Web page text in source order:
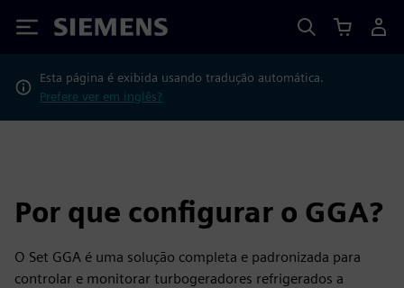
Siemens
Esta página é exibida usando tradução automática.
Prefere ver em inglês?
Por que configurar o GGA?
O Set GGA é uma solução completa e padronizada para
controlar e monitorar turbogeradores refrigerados a